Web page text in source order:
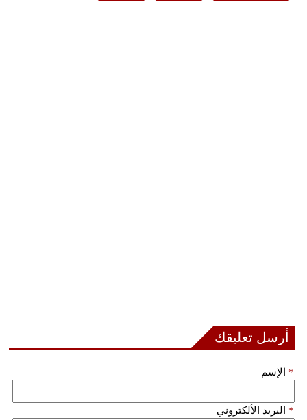
أرسل تعليقك
الإسم *
البريد الألكتروني *